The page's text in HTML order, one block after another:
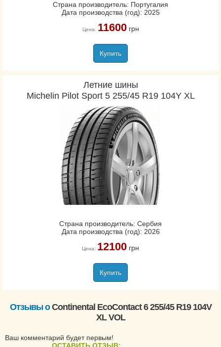
Страна производитель: Португалия
Дата производства (год): 2025
Цена: 11600грн
Купить
Летние шины
Michelin Pilot Sport 5 255/45 R19 104Y XL
Страна производитель: Сербия
Дата производства (год): 2026
Цена: 12100грн
Купить
Отзывы оContinental EcoContact 6 255/45 R19 104V
XL VOL
Ваш комментарий будет первым!